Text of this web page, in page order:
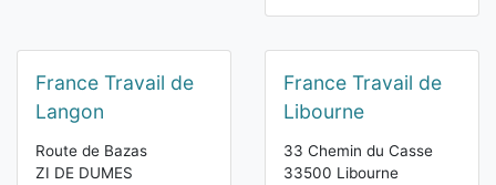
France Travail de
Langon
Route de Bazas
ZI DE DUMES
France Travail de
Libourne
33 Chemin du Casse
33500 Libourne